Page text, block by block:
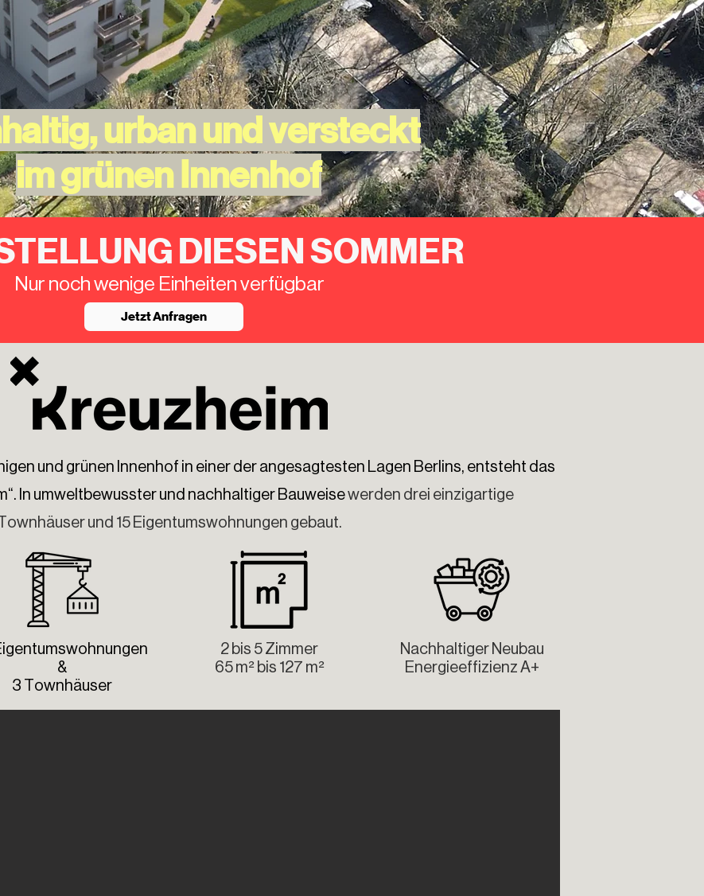
urban und versteckt
im grünen Innenhof
DIESEN SOMMER
Nur noch wenige Einheiten verfügbar
Jetzt Anfragen
und grünen Innenhof in einer der angesagtesten Lagen Berlins, entsteht das
In umweltbewusster und nachhaltiger Bauweisewerden drei einzigartige
und 15 Eigentumswohnungen gebaut.
&
3 Townhäuser
2 bis 5 Zimmer
65 m² bis 127 m²
Nachhaltiger Neubau
Energieeffizienz A+